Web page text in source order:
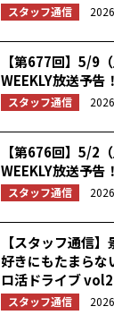
スタッフ通信
【第677回】5/9
WEEKLY放送予告！
スタッフ通信
【第676回】5/2
WEEKLY放送予告！
スタッフ通信
【スタッフ通信
好きにもたまらな
ロ活ドライブ vol2
スタッフ通信